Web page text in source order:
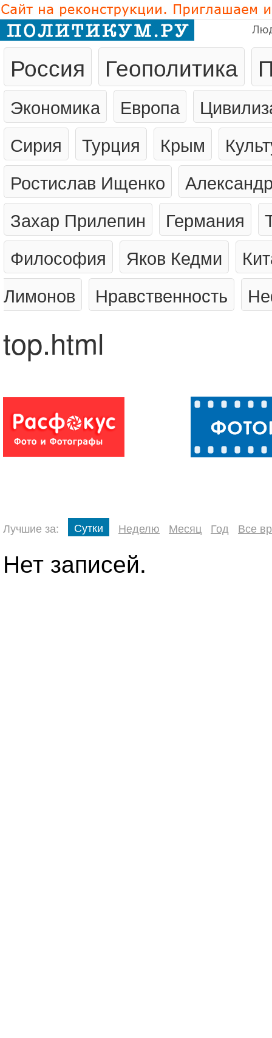
Россия Геополитика
Экономика Европа
Сирия
Турция Крым
Ростислав Ищенко
Захар Прилепин
Германия
Философия
Яков Кедми
Лимонов
Нравственность
top.html
Лучшие за: Сутки Неделю Месяц Год Все
Нет записей.